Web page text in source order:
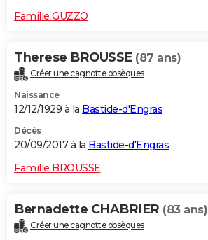
Famille GUZZO
Therese BROUSSE (87 ans)
Créer une cagnotte obsèques
Naissance
12/12/1929 à la Bastide-d'Engras
Décès
20/09/2017 à la Bastide-d'Engras
Famille BROUSSE
Bernadette CHABRIER (83 ans)
Créer une cagnotte obsèques